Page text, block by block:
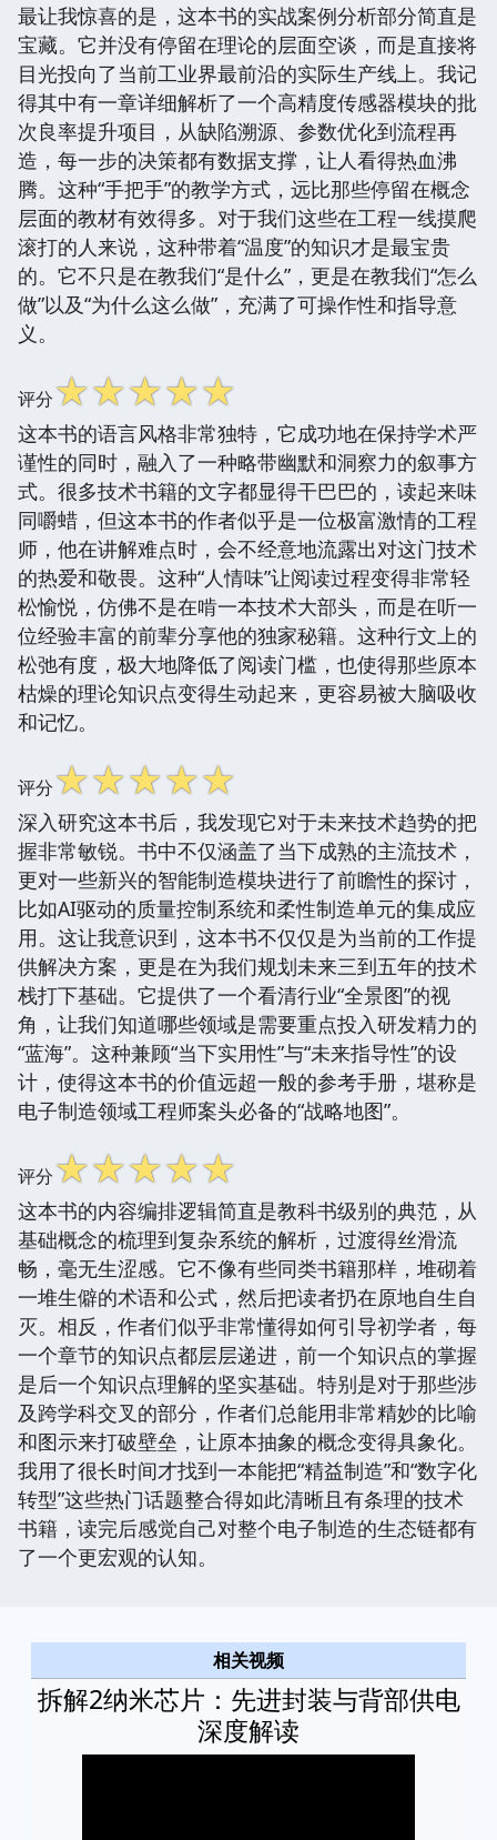
最让我惊喜的是，这本书的实战案例分析部分简直是
宝藏。它并没有停留在理论的层面空谈，而是直接将
目光投向了当前工业界最前沿的实际生产线上。我记
得其中有一章详细解析了一个高精度传感器模块的批
次良率提升项目，从缺陷溯源、参数优化到流程再
造，每一步的决策都有数据支撑，让人看得热血沸
腾。这种“手把手”的教学方式，远比那些停留在概念
层面的教材有效得多。对于我们这些在工程一线摸爬
滚打的人来说，这种带着“温度”的知识才是最宝贵
的。它不只是在教我们“是什么”，更是在教我们“怎么
做”以及“为什么这么做”，充满了可操作性和指导意
义。
评分☆☆☆☆☆
这本书的语言风格非常独特，它成功地在保持学术严
谨性的同时，融入了一种略带幽默和洞察力的叙事方
式。很多技术书籍的文字都显得干巴巴的，读起来味
同嚼蜡，但这本书的作者似乎是一位极富激情的工程
师，他在讲解难点时，会不经意地流露出对这门技术
的热爱和敬畏。这种“人情味”让阅读过程变得非常轻
松愉悦，仿佛不是在啃一本技术大部头，而是在听一
位经验丰富的前辈分享他的独家秘籍。这种行文上的
松弛有度，极大地降低了阅读门槛，也使得那些原本
枯燥的理论知识点变得生动起来，更容易被大脑吸收
和记忆。
评分☆☆☆☆☆
深入研究这本书后，我发现它对于未来技术趋势的把
握非常敏锐。书中不仅涵盖了当下成熟的主流技术，
更对一些新兴的智能制造模块进行了前瞻性的探讨，
比如AI驱动的质量控制系统和柔性制造单元的集成应
用。这让我意识到，这本书不仅仅是为当前的工作提
供解决方案，更是在为我们规划未来三到五年的技术
栈打下基础。它提供了一个看清行业“全景图”的视
角，让我们知道哪些领域是需要重点投入研发精力的
“蓝海”。这种兼顾“当下实用性”与“未来指导性”的设
计，使得这本书的价值远超一般的参考手册，堪称是
电子制造领域工程师案头必备的“战略地图”。
评分☆☆☆☆☆
这本书的内容编排逻辑简直是教科书级别的典范，从
基础概念的梳理到复杂系统的解析，过渡得丝滑流
畅，毫无生涩感。它不像有些同类书籍那样，堆砌着
一堆生僻的术语和公式，然后把读者扔在原地自生自
灭。相反，作者们似乎非常懂得如何引导初学者，每
一个章节的知识点都层层递进，前一个知识点的掌握
是后一个知识点理解的坚实基础。特别是对于那些涉
及跨学科交叉的部分，作者们总能用非常精妙的比喻
和图示来打破壁垒，让原本抽象的概念变得具象化。
我用了很长时间才找到一本能把“精益制造”和“数字化
转型”这些热门话题整合得如此清晰且有条理的技术
书籍，读完后感觉自己对整个电子制造的生态链都有
了一个更宏观的认知。
相关视频
拆解2纳米芯片：先进封装与背部供电
深度解读